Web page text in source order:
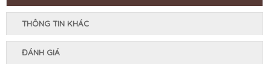
THÔNG TIN KHÁC
ĐÁNH GIÁ